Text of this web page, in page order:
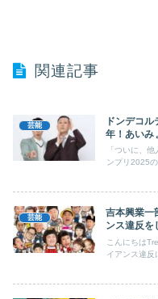
関連記事
芸能
ドンデコ
年！あいみ
「ついに、
ンプリ2025
芸能
吉本興業一
ンス違反を
こんにちは
イアンス違反